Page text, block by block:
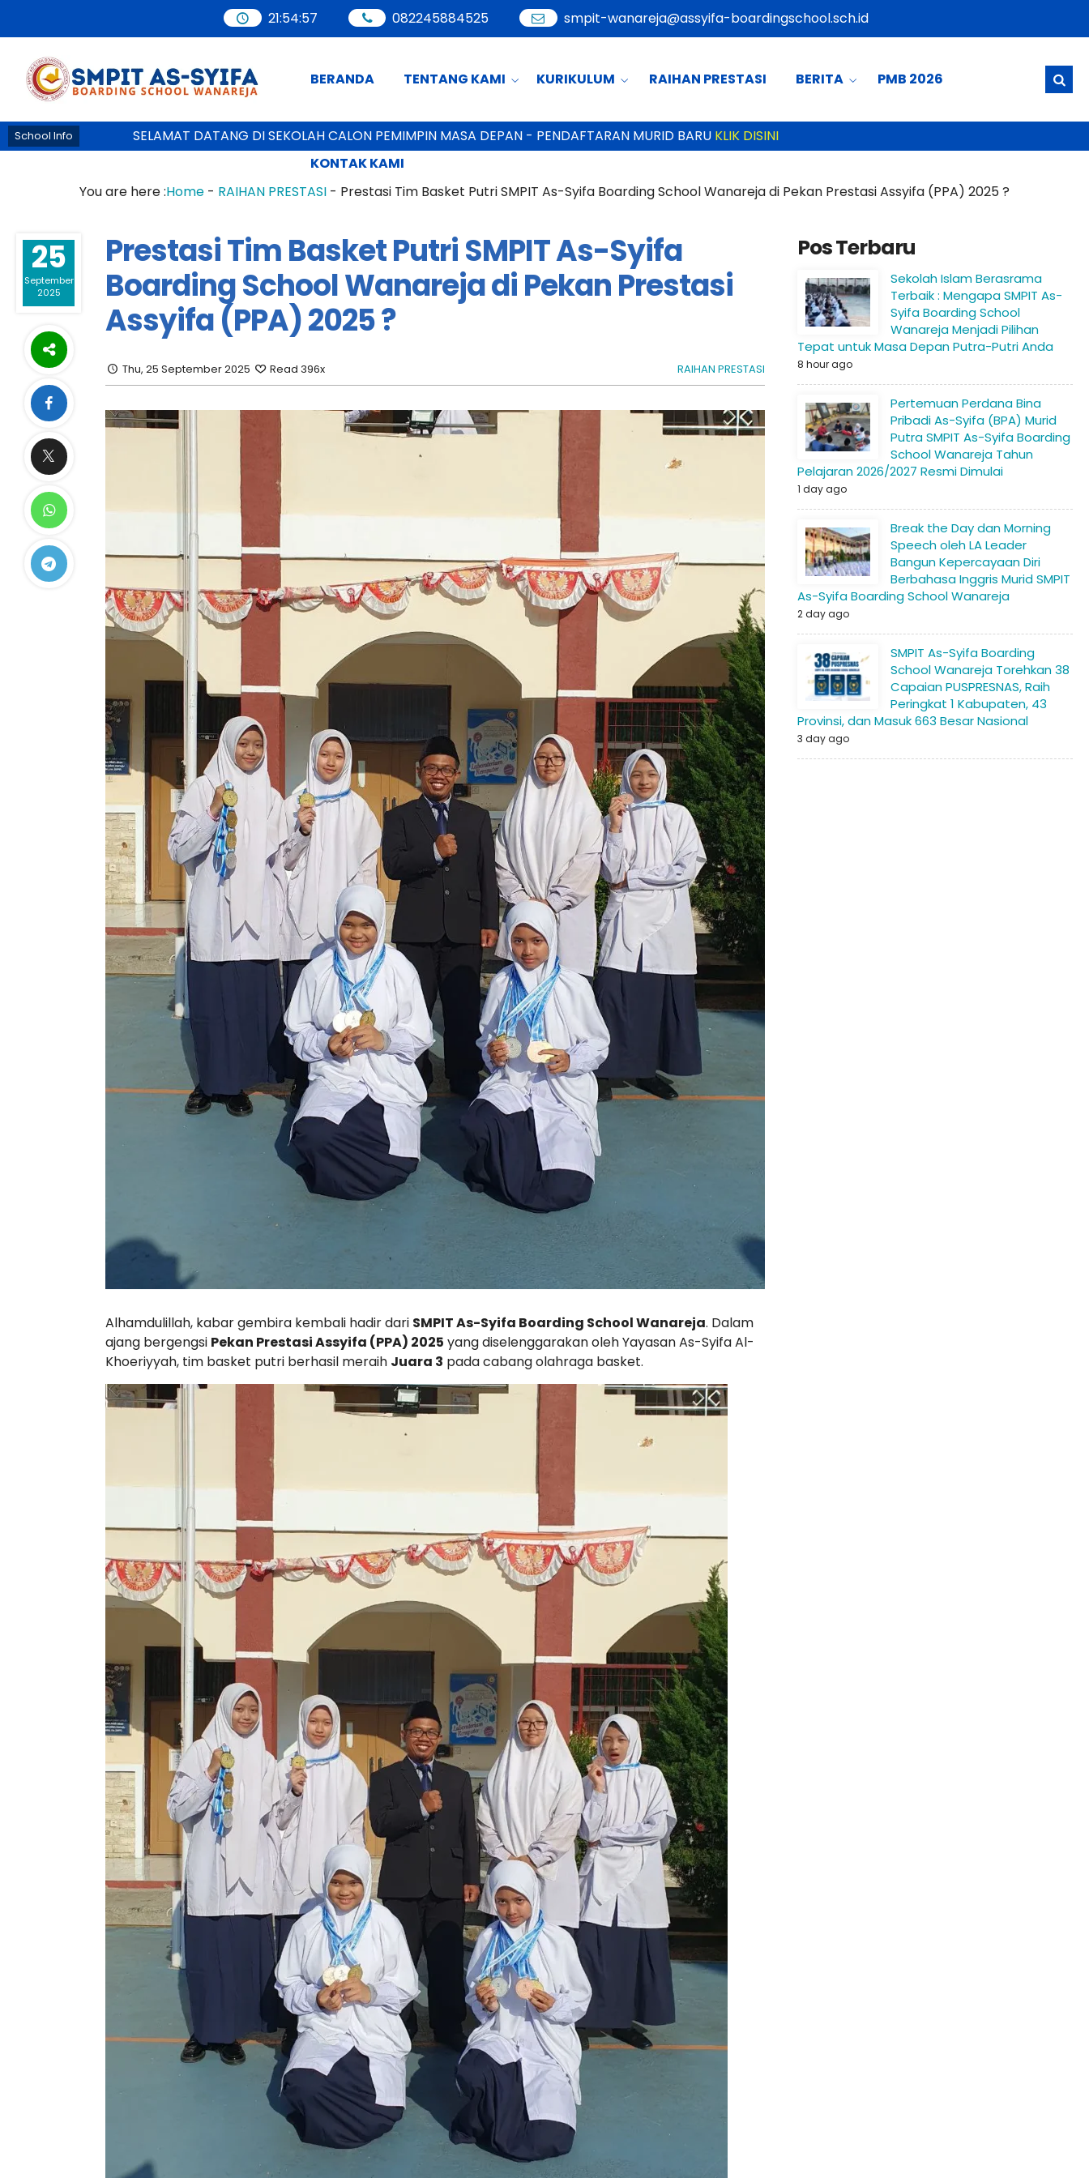
21:54:59 082245884525 smpit-wanareja@assyifa-boardingschool.sch.id
BERANDA TENTANG KAMI KURIKULUM RAIHAN PRESTASI BERITA PMB 2026
KONTAK KAMI
School Info SELAMAT DATANG DI SEKOLAH CALON PEMIMPIN MASA DEPAN - PENDAFTARAN MURID BARUKLIK DISINI
You are here :Home - RAIHAN PRESTASI - Prestasi Tim Basket Putri SMPIT As-Syifa Boarding School Wanareja di Pekan Prestasi Assyifa (PPA) 2025 ?
25
September
2025
Prestasi Tim Basket Putri SMPIT As-Syifa
Boarding School Wanareja di Pekan Prestasi
Assyifa (PPA) 2025 ?
Thu, 25 September 2025 Read 396x RAIHAN PRESTASI
Alhamdulillah, kabar gembira kembali hadir dari SMPIT As-Syifa Boarding School Wanareja. Dalam
ajang bergengsi Pekan Prestasi Assyifa (PPA) 2025 yang diselenggarakan oleh Yayasan As-Syifa Al-
Khoeriyyah, tim basket putri berhasil meraih Juara 3 pada cabang olahraga basket.
Pos Terbaru
Sekolah Islam Berasrama
Terbaik : Mengapa SMPIT As-
Syifa Boarding School
Wanareja Menjadi Pilihan
Tepat untuk Masa Depan Putra-Putri Anda
8 hour ago
Pertemuan Perdana Bina
Pribadi As-Syifa (BPA) Murid
Putra SMPIT As-Syifa Boarding
School Wanareja Tahun
Pelajaran 2026/2027 Resmi Dimulai
1 day ago
Break the Day dan Morning
Speech oleh LA Leader
Bangun Kepercayaan Diri
Berbahasa Inggris Murid SMPIT
As-Syifa Boarding School Wanareja
2 day ago
SMPIT As-Syifa Boarding
School Wanareja Torehkan 38
Capaian PUSPRESNAS, Raih
Peringkat 1 Kabupaten, 43
Provinsi, dan Masuk 663 Besar Nasional
3 day ago